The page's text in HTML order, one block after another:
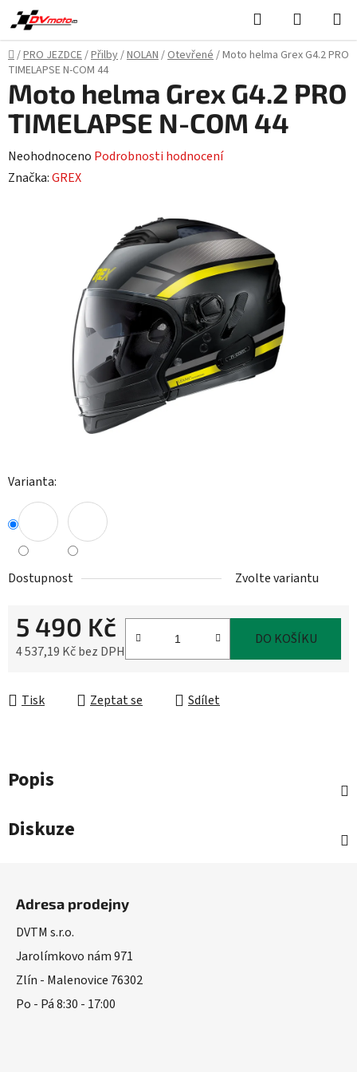
Přejít
na
obsah
Hledat
KOŠÍK
Domů
/PRO JEZDCE/Přilby/NOLAN/Otevřené/Moto helma Grex G4.2 PRO
TIMELAPSE N-COM 44
Varianta:
Dostupnost Zvolte variantu
5 490 Kč
4 537,19 Kč bez DPH
DO KOŠÍKU
Tisk Zeptat se Sdílet
Moto helma Grex G4.2 PRO
TIMELAPSE N-COM 44
Průměrné
hodnocení
Neohodnoceno Podrobnosti hodnocení
Značka:GREX
Popis
Diskuze
Adresa prodejny
DVTM s.r.o.
Jarolímkovo nám 971
Zlín - Malenovice 76302
Po - Pá 8:30 - 17:00